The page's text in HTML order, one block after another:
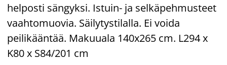
helposti sängyksi. Istuin- ja selkäpehmusteet
vaahtomuovia. Säilytystilalla. Ei voida
peilikääntää. Makuuala 140x265 cm. L294 x
K80 x S84/201 cm